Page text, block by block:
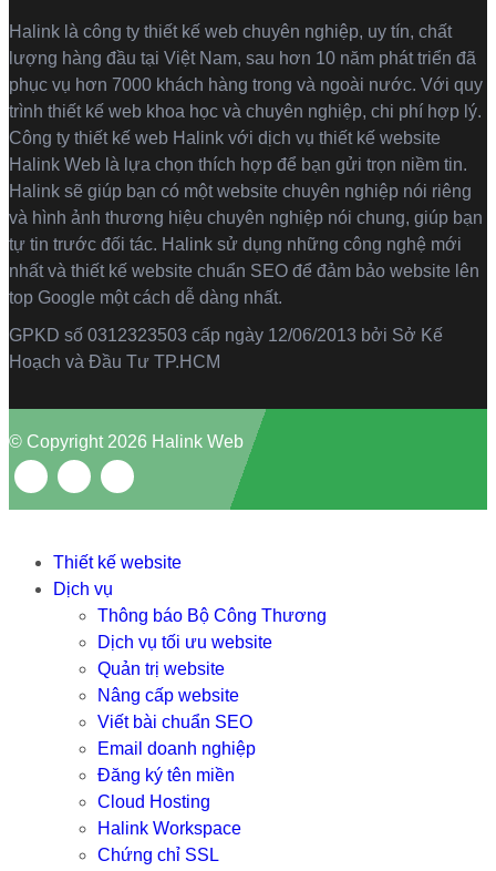
Halink là công ty thiết kế web chuyên nghiệp, uy tín, chất
lượng hàng đầu tại Việt Nam, sau hơn 10 năm phát triển đã
phục vụ hơn 7000 khách hàng trong và ngoài nước. Với quy
trình thiết kế web khoa học và chuyên nghiệp, chi phí hợp lý.
Công ty thiết kế web Halink với dịch vụ thiết kế website
Halink Web là lựa chọn thích hợp để bạn gửi trọn niềm tin.
Halink sẽ giúp bạn có một website chuyên nghiệp nói riêng
và hình ảnh thương hiệu chuyên nghiệp nói chung, giúp bạn
tự tin trước đối tác. Halink sử dụng những công nghệ mới
nhất và thiết kế website chuẩn SEO để đảm bảo website lên
top Google một cách dễ dàng nhất.
GPKD số 0312323503 cấp ngày 12/06/2013 bởi Sở Kế
Hoạch và Đầu Tư TP.HCM
© Copyright 2026 Halink Web
Thiết kế website
Dịch vụ
Thông báo Bộ Công Thương
Dịch vụ tối ưu website
Quản trị website
Nâng cấp website
Viết bài chuẩn SEO
Email doanh nghiệp
Đăng ký tên miền
Cloud Hosting
Halink Workspace
Chứng chỉ SSL